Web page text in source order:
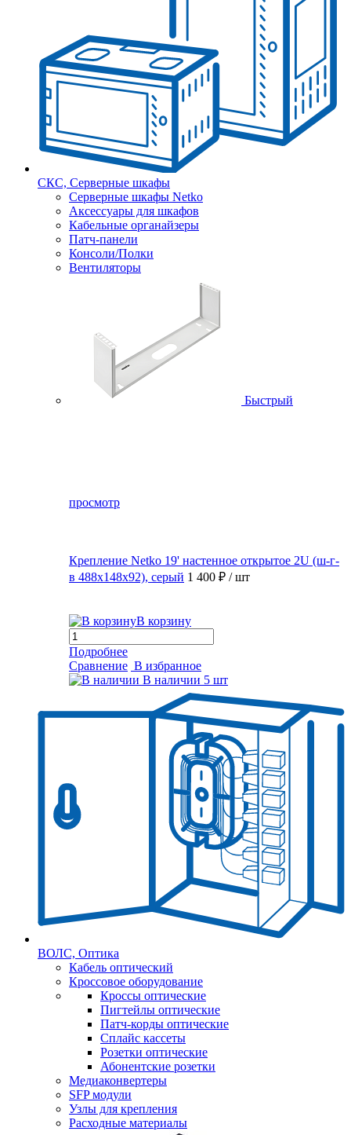
СКС, Серверные шкафы
Серверные шкафы Netko
Аксессуары для шкафов
Кабельные органайзеры
Патч-панели
Консоли/Полки
Вентиляторы
Быстрый
просмотр
Крепление Netko 19' настенное открытое 2U (ш-г-
в 488х148х92), серый 1 400 ₽ / шт
В корзину
Подробнее
Сравнение В избранное
В наличии 5 шт
ВОЛС, Оптика
Кабель оптический
Кроссовое оборудование
Кроссы оптические
Пигтейлы оптические
Патч-корды оптические
Сплайс кассеты
Розетки оптические
Абонентские розетки
Медиаконвертеры
SFP модули
Узлы для крепления
Расходные материалы